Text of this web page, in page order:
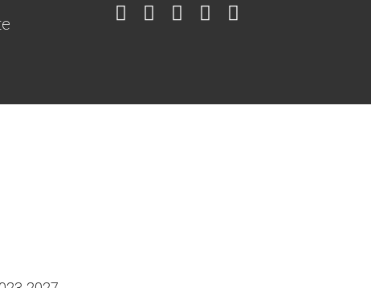
Item Item Item Item